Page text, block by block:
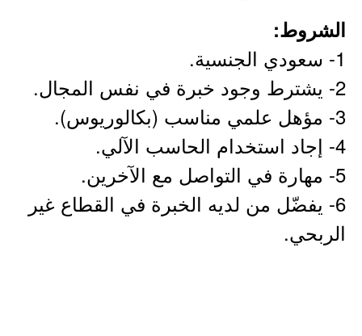
الشروط:
1- سعودي الجنسية.
2- يشترط وجود خبرة في نفس المجال.
3- مؤهل علمي مناسب (بكالوريوس).
4- إجاد استخدام الحاسب الآلي.
5- مهارة في التواصل مع الآخرين.
6- يفضّل من لديه الخبرة في القطاع غير
الربحي.